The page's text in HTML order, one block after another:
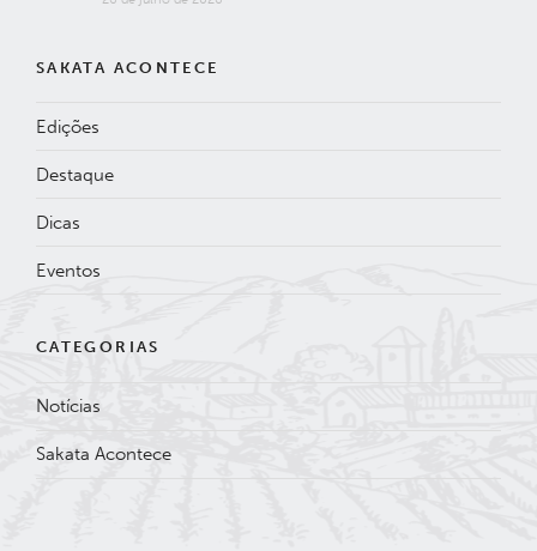
SAKATA ACONTECE
Edições
Destaque
Dicas
Eventos
CATEGORIAS
Notícias
Sakata Acontece